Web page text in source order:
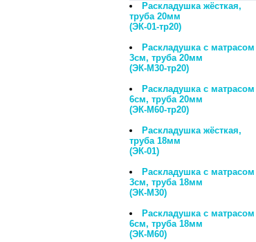
Раскладушка жёсткая,
труба 20мм
(ЭК-01-тр20)
Раскладушка с матрасом
3см, труба 20мм
(ЭК-М30-тр20)
Раскладушка с матрасом
6см, труба 20мм
(ЭК-М60-тр20)
Раскладушка жёсткая,
труба 18мм
(ЭК-01)
Раскладушка с матрасом
3см, труба 18мм
(ЭК-М30)
Раскладушка с матрасом
6см, труба 18мм
(ЭК-М60)